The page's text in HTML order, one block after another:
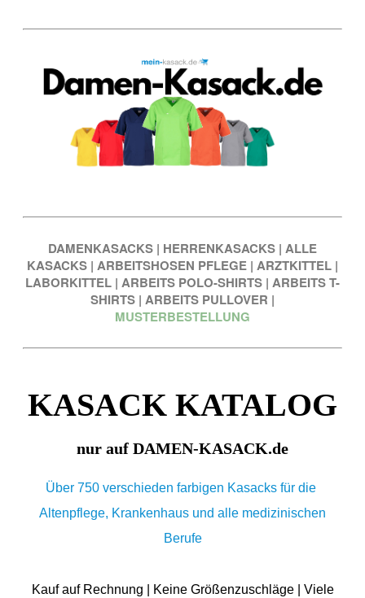
DAMENKASACKS | HERRENKASACKS | ALLE
KASACKS | ARBEITSHOSEN PFLEGE | ARZTKITTEL |
LABORKITTEL | ARBEITS POLO-SHIRTS | ARBEITS T-
SHIRTS | ARBEITS PULLOVER |
MUSTERBESTELLUNG
KASACK KATALOG
nur auf DAMEN-KASACK.de
Über 750 verschieden farbigen Kasacks für die
Altenpflege, Krankenhaus und alle medizinischen
Berufe
Kauf auf Rechnung | Keine Größenzuschläge | Viele